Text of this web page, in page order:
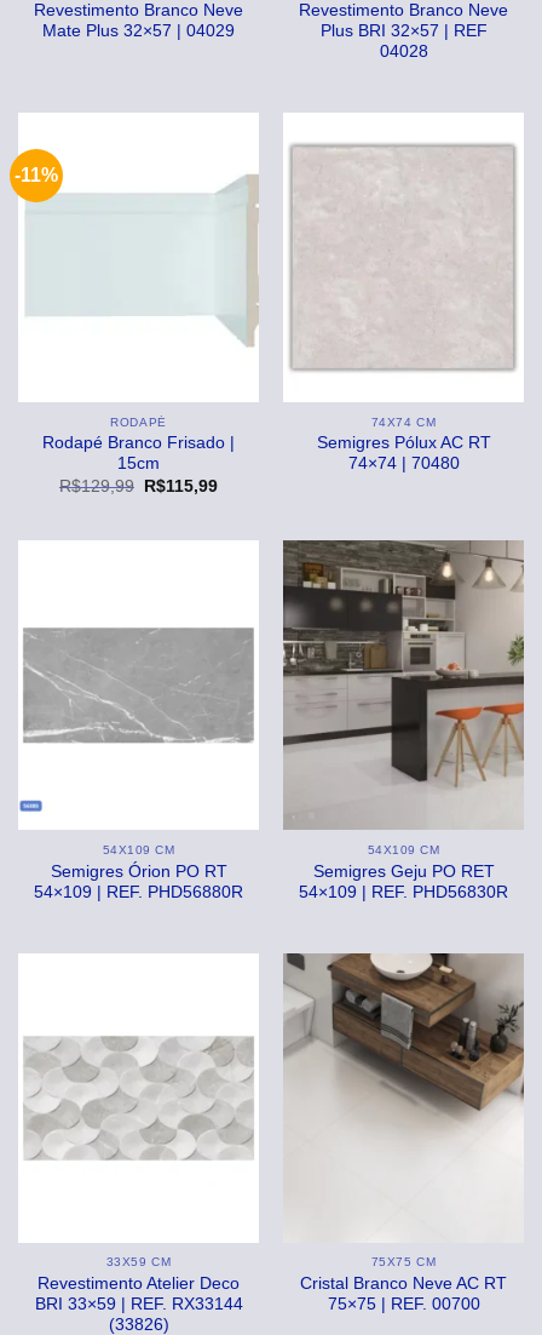
Revestimento Branco Neve
Mate Plus 32×57 | 04029
Revestimento Branco Neve
Plus BRI 32×57 | REF
04028
-11%
RODAPÉ
Rodapé Branco Frisado |
15cm
R$129,99
O
R$115,99O
R$115,99.
74X74 CM
Semigres Pólux AC RT
74×74 | 70480
54X109 CM
Semigres Órion PO RT
54×109 | REF. PHD56880R
54X109 CM
Semigres Geju PO RET
54×109 | REF. PHD56830R
33X59 CM
Revestimento Atelier Deco
BRI 33×59 | REF. RX33144
(33826)
75X75 CM
Cristal Branco Neve AC RT
75×75 | REF. 00700